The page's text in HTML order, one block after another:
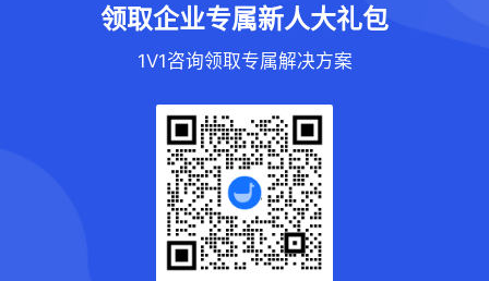
领取企业专属新人大礼包
1V1咨询领取专属解决方案